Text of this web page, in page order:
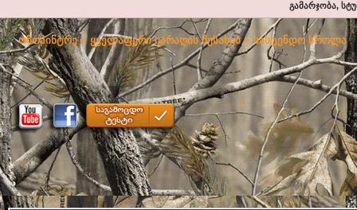
გამარჯობა,
ოჩოპინტრე>ყველაფერი იარაღის შესახებ>სასტენდო სროლა